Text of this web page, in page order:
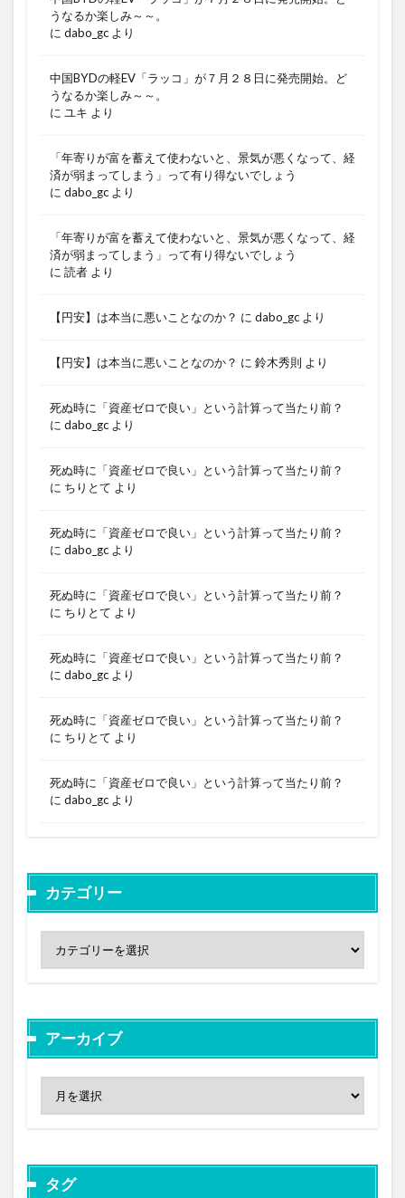
うなるか楽しみ～～。
に dabo_gc より
中国BYDの軽EV「ラッコ」が７月２８日に発売開始。ど
うなるか楽しみ～～。
に ユキ より
「年寄りが富を蓄えて使わないと、景気が悪くなって、経
済が弱まってしまう」って有り得ないでしょう
に dabo_gc より
「年寄りが富を蓄えて使わないと、景気が悪くなって、経
済が弱まってしまう」って有り得ないでしょう
に 読者 より
【円安】は本当に悪いことなのか？ に dabo_gc より
【円安】は本当に悪いことなのか？ に 鈴木秀則 より
死ぬ時に「資産ゼロで良い」という計算って当たり前？
に dabo_gc より
死ぬ時に「資産ゼロで良い」という計算って当たり前？
に ちりとて より
死ぬ時に「資産ゼロで良い」という計算って当たり前？
に dabo_gc より
死ぬ時に「資産ゼロで良い」という計算って当たり前？
に ちりとて より
死ぬ時に「資産ゼロで良い」という計算って当たり前？
に dabo_gc より
死ぬ時に「資産ゼロで良い」という計算って当たり前？
に ちりとて より
死ぬ時に「資産ゼロで良い」という計算って当たり前？
に dabo_gc より
カテゴリー
アーカイブ
タグ